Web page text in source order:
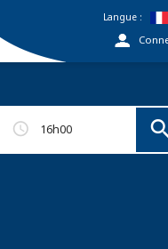
Langue :
schedule 16h00